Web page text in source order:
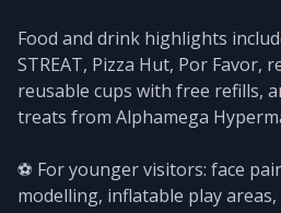
Food and drink highlights
STREAT, Pizza Hut, Por Favor,
reusable cups with free refills,
treats from Alphamega
⚽ For younger visitors: face
modelling, inflatable play